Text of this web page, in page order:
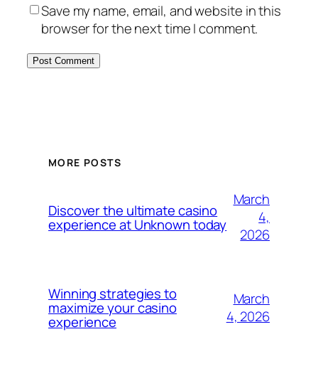
Save my name, email, and website in this
browser for the next time I comment.
MORE POSTS
Discover the ultimate casino
experience at Unknown today
March
4,
2026
Winning strategies to
maximize your casino
experience
March
4, 2026